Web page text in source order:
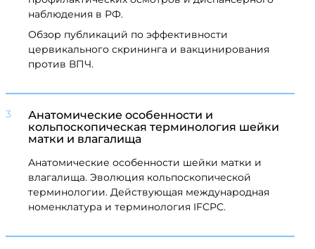
наблюдения в РФ.
Обзор публикаций по эффективности
цервикального скрининга и вакцинирования
против ВПЧ.
3
Анатомические особенности и
кольпоскопическая терминология шейки
матки и влагалища
Анатомические особенности шейки матки и
влагалища. Эволюция кольпоскопической
терминологии. Действующая международная
номенклатура и терминология IFCPC.